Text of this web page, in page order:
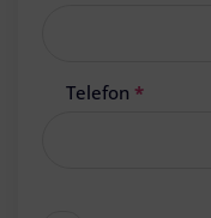
Telefon *